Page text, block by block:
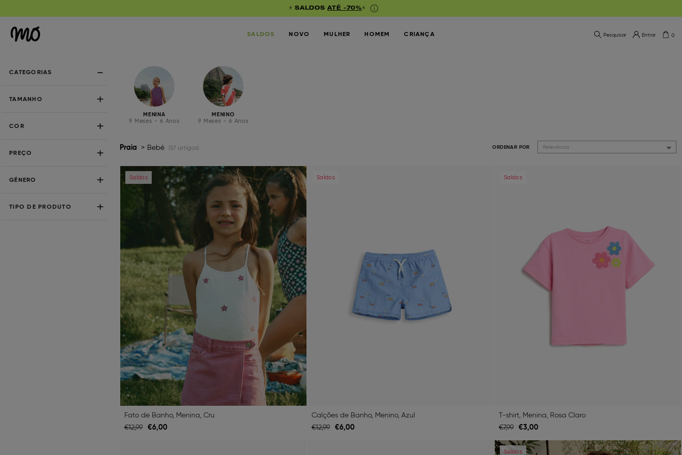
⚡ SALDOSATÉ -70%⚡
SALDOS NOVO MULHER HOMEM CRIANÇA Pesquisar Entrar 0
CATEGORIAS
TAMANHO
COR
PREÇO
GÉNERO
TIPO DE PRODUTO
MENINA
9 Meses - 6 Anos
MENINO
9 Meses - 6 Anos
Praia Bebé (57 artigos) ORDENAR POR Relevância
Saldos
Previous Next
Fato de Banho, Menina, Cru
€12,99 €6,00
Saldos
Calções de Banho, Menino, Azul
€12,99 €6,00
Saldos
T-shirt, Menina, Rosa Claro
€7,99 €3,00
Saldos
Previous Next